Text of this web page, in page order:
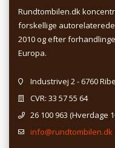
Rundtombilen.dk
forskellige
2010 og efter
Europa.
Industrivej 2 - 6760 Ribe
CVR: 33 57 55 64
26 100 963 (Hverdage
info@rundtombilen.dk